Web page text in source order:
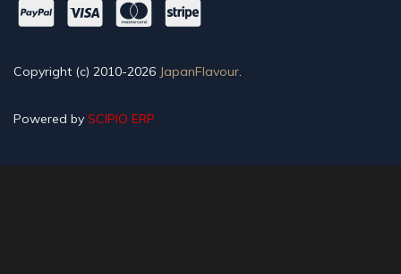
Copyright (c) 2010-2026 JapanFlavour.
Powered by SCIPIO ERP